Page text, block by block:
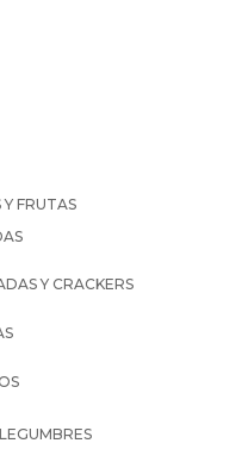
Y FRUTAS
Y CRACKERS